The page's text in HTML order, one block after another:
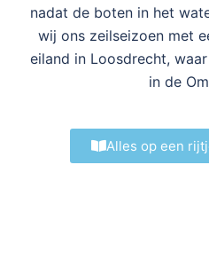
nadat de boten in het
wij ons zeilseizoen met
eiland in Loosdrecht,
in de
Alles op een